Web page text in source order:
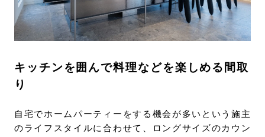
キッチンを囲んで料理などを楽しめる間取
り
自宅でホームパーティーをする機会が多いという施主
のライフスタイルに合わせて、ロングサイズのカウン